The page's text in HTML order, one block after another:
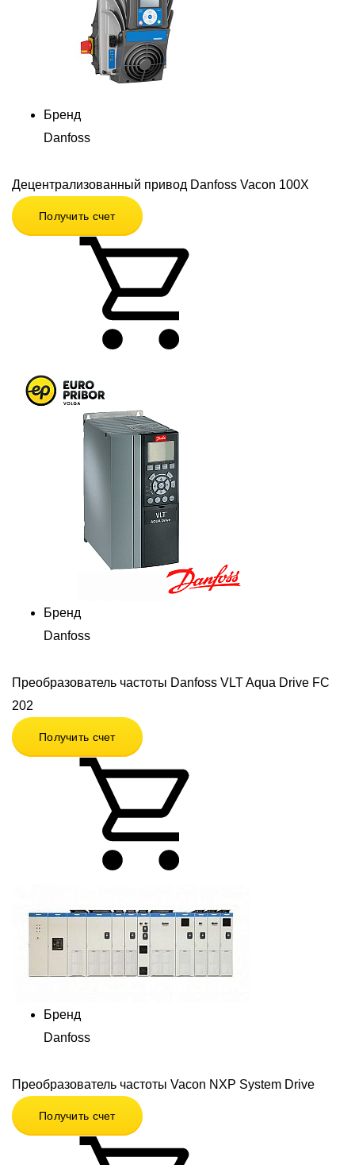
Бренд
Danfoss
Децентрализованный привод Danfoss Vacon 100X
Получить счет
Бренд
Danfoss
Преобразователь частоты Danfoss VLT Aqua Drive FC
202
Получить счет
Бренд
Danfoss
Преобразователь частоты Vacon NXP System Drive
Получить счет